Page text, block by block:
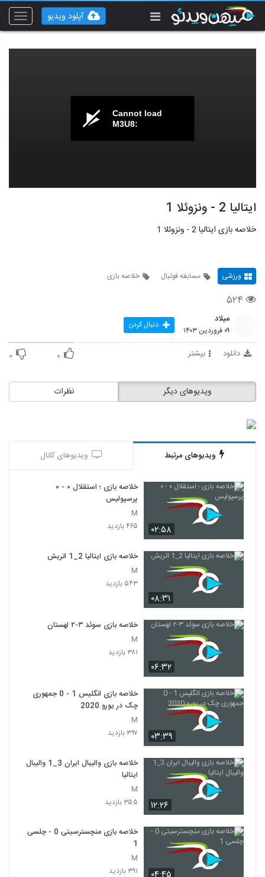
Toggle
آپلود ویدیو
Cannot load
M3U8:
ایتالیا 2 - ونزوئلا 1
خلاصه بازی ایتالیا 2 - ونزوئلا 1
ورزشی مسابقه فوتبال خلاصه بازی
۵۲۴
میلاد
۰۹ فروردین ۱۴۰۳ دنبال کردن
دانلود بیشتر ۰ ۰
نظرات ویدیوهای دیگر
ویدیوهای مرتبط ویدیوهای کانال
۰۲:۵۸
خلاصه بازی ؛ استقلال ۰ - ۰
پرسپولیس
M
۴۶۵ بازدید
۰۸:۳۱
خلاصه بازی ایتالیا 2_1 اتريش
M
۵۴۳ بازدید
۰۶:۳۲
خلاصه بازی سوئد ۳-۲ لهستان
M
۳۸۱ بازدید
۰۳:۳۹
خلاصه بازی انگلیس 1 - 0 جمهوری
چک در یورو 2020
M
۳۹۷ بازدید
۱۲:۲۶
خلاصه بازی والیبال ایران 3_1 والیبال
ایتالیا
M
۳۵۵ بازدید
خلاصه بازی منچسترسیتی 0 - چلسی
1
M
۳۹۱ بازدید